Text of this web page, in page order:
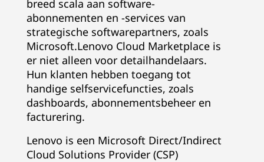
breed scala aan software-
abonnementen en -services van
strategische softwarepartners, zoals
Microsoft.Lenovo Cloud Marketplace is
er niet alleen voor detailhandelaars.
Hun klanten hebben toegang tot
handige selfservicefuncties, zoals
dashboards, abonnementsbeheer en
facturering.
Lenovo is een Microsoft Direct/Indirect
Cloud Solutions Provider (CSP)